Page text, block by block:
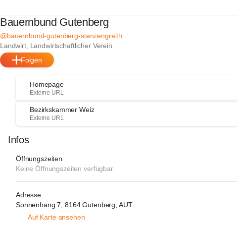
Bauernbund Gutenberg
@bauernbund-gutenberg-stenzengreith
Landwirt, Landwirtschaftlicher Verein
Folgen
Homepage
Externe URL
Bezirkskammer Weiz
Externe URL
Infos
Öffnungszeiten
Keine Öffnungszeiten verfügbar
Adresse
Sonnenhang 7, 8164 Gutenberg, AUT
Auf Karte ansehen